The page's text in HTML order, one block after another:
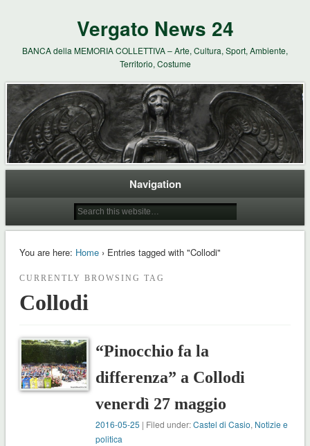
Vergato News 24
BANCA della MEMORIA COLLETTIVA – Arte, Cultura, Sport, Ambiente,
Territorio, Costume
Navigation
You are here: Home› Entries tagged with "Collodi"
CURRENTLY BROWSING TAG
Collodi
“Pinocchio fa la
differenza” a Collodi
venerdì 27 maggio
2016-05-25 | Filed under:Castel di Casio, Notizie e
politica